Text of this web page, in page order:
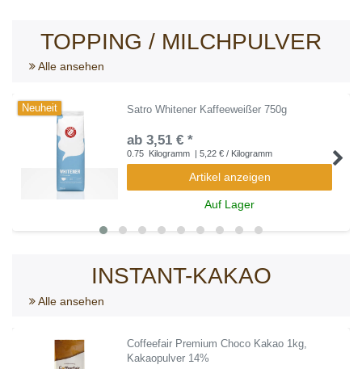
TOPPING / MILCHPULVER
Alle ansehen
Neuheit Satro Whitener Kaffeeweißer 750g
ab 3,51 € *
0.75 Kilogramm | 5,22 € / Kilogramm
Artikel anzeigen
Auf Lager
INSTANT-KAKAO
Alle ansehen
Coffeefair Premium Choco Kakao 1kg,
Kakaopulver 14%